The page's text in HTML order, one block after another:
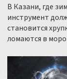
В Казани, где
инструмент
становится
ломаются в